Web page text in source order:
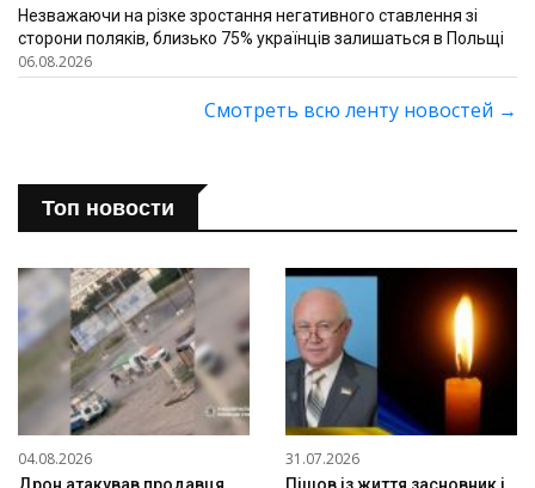
Незважаючи на різке зростання негативного ставлення зі
сторони поляків, близько 75% українців залишаться в Польщі
06.08.2026
Смотреть всю ленту новостей →
Топ новости
04.08.2026 31.07.2026